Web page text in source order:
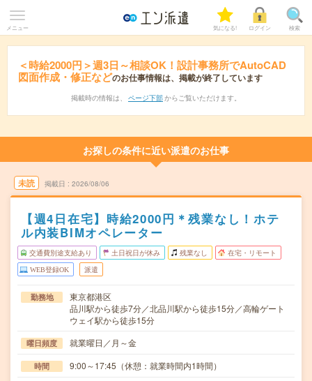
メニュー 気になる! ログイン 検索
＜時給2000円＞週3日～相談OK！設計事務所でAutoCAD
図面作成・修正などのお仕事情報は、掲載が終了しています
掲載時の情報は、 ページ下部 からご覧いただけます。
お探しの条件に近い派遣のお仕事
未読 掲載日 2026/08/06
【週4日在宅】時給2000円＊残業なし！ホテ
ル内装BIMオペレーター
交通費別途支給あり 土日祝日が休み 残業なし 在宅・リモート
WEB登録OK 派遣
勤務地
東京都港区
品川駅から徒歩7分／北品川駅から徒歩15分／高輪ゲート
ウェイ駅から徒歩15分
曜日頻度 就業曜日／月～金
時間 9:00～17:45（休憩：就業時間内1時間）